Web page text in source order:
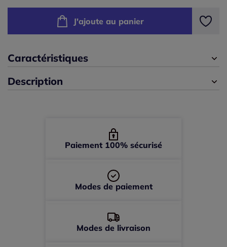
épuisé J'ajoute au panier
Caractéristiques
Description
Paiement 100% sécurisé
Modes de paiement
Modes de livraison